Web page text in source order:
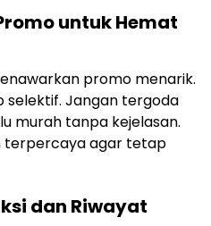
untuk Hemat
promo menarik.
selektif. Jangan tergoda
murah tanpa kejelasan.
terpercaya agar tetap
dan Riwayat